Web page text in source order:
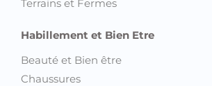
Terrains et Fermes
Habillement et Bien Etre
Beauté et Bien être
Chaussures